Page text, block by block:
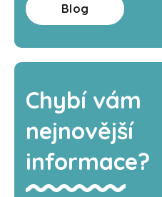
Blog
Chybí vám
nejnovější
informace?